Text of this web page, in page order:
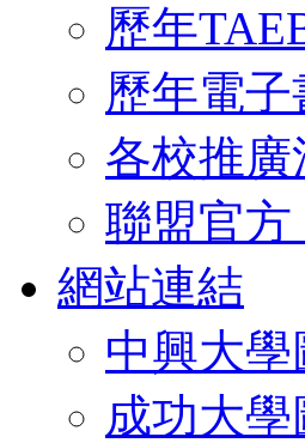
歷年
歷年電
各校推
聯盟官方
網站連結
中興大學
成功大